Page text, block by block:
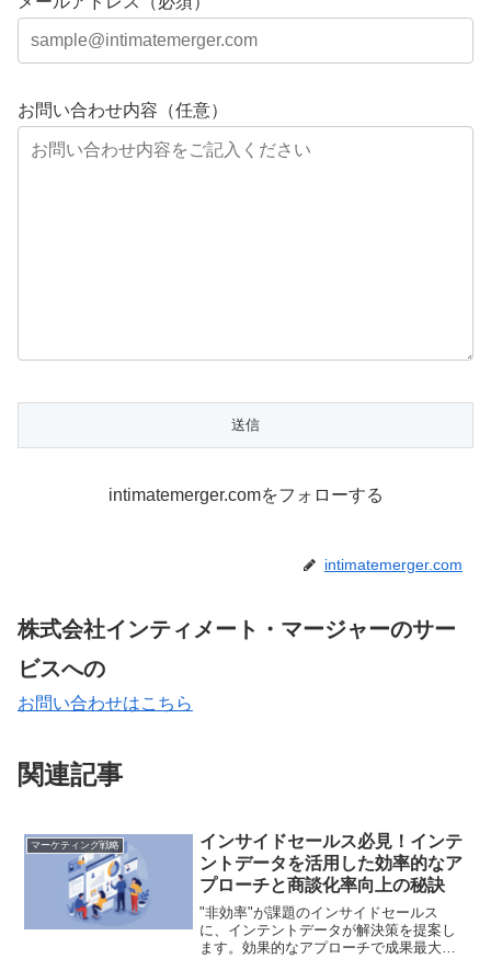
お問い合わせ内容（任意）
intimatemerger.comをフォローする
intimatemerger.com
株式会社インティメート・マージャーのサー
ビスへの
お問い合わせはこちら
関連記事
マーケティング戦略
インサイドセールス必見！インテ
ントデータを活用した効率的なア
プローチと商談化率向上の秘訣
"非効率"が課題のインサイドセールス
に、インテントデータが解決策を提案し
ます。効果的なアプローチで成果最大化